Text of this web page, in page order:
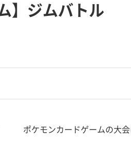
】ジムバトル
ポケモンカードゲームの大会